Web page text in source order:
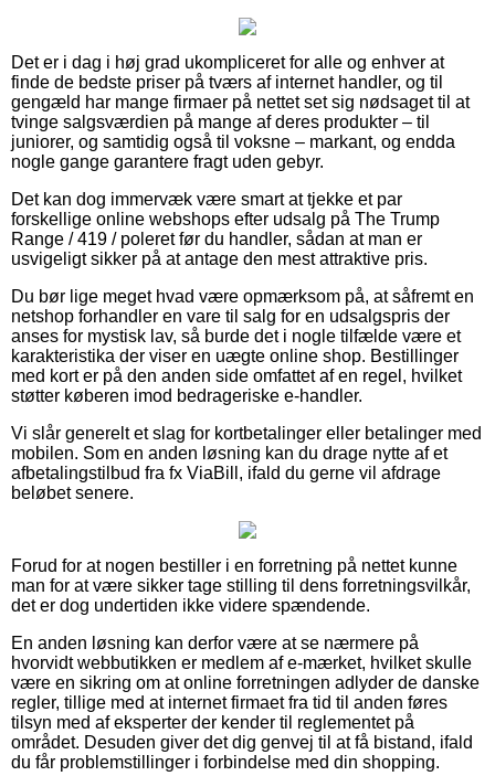
Det er i dag i høj grad ukompliceret for alle og enhver at
finde de bedste priser på tværs af internet handler, og til
gengæld har mange firmaer på nettet set sig nødsaget til at
tvinge salgsværdien på mange af deres produkter – til
juniorer, og samtidig også til voksne – markant, og endda
nogle gange garantere fragt uden gebyr.
Det kan dog immervæk være smart at tjekke et par
forskellige online webshops efter udsalg på The Trump
Range / 419 / poleret før du handler, sådan at man er
usvigeligt sikker på at antage den mest attraktive pris.
Du bør lige meget hvad være opmærksom på, at såfremt en
netshop forhandler en vare til salg for en udsalgspris der
anses for mystisk lav, så burde det i nogle tilfælde være et
karakteristika der viser en uægte online shop. Bestillinger
med kort er på den anden side omfattet af en regel, hvilket
støtter køberen imod bedrageriske e-handler.
Vi slår generelt et slag for kortbetalinger eller betalinger med
mobilen. Som en anden løsning kan du drage nytte af et
afbetalingstilbud fra fx ViaBill, ifald du gerne vil afdrage
beløbet senere.
Forud for at nogen bestiller i en forretning på nettet kunne
man for at være sikker tage stilling til dens forretningsvilkår,
det er dog undertiden ikke videre spændende.
En anden løsning kan derfor være at se nærmere på
hvorvidt webbutikken er medlem af e-mærket, hvilket skulle
være en sikring om at online forretningen adlyder de danske
regler, tillige med at internet firmaet fra tid til anden føres
tilsyn med af eksperter der kender til reglementet på
området. Desuden giver det dig genvej til at få bistand, ifald
du får problemstillinger i forbindelse med din shopping.